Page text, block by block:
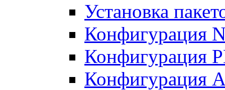
Установка
Конфигурация
Конфигурация
Конфигурация